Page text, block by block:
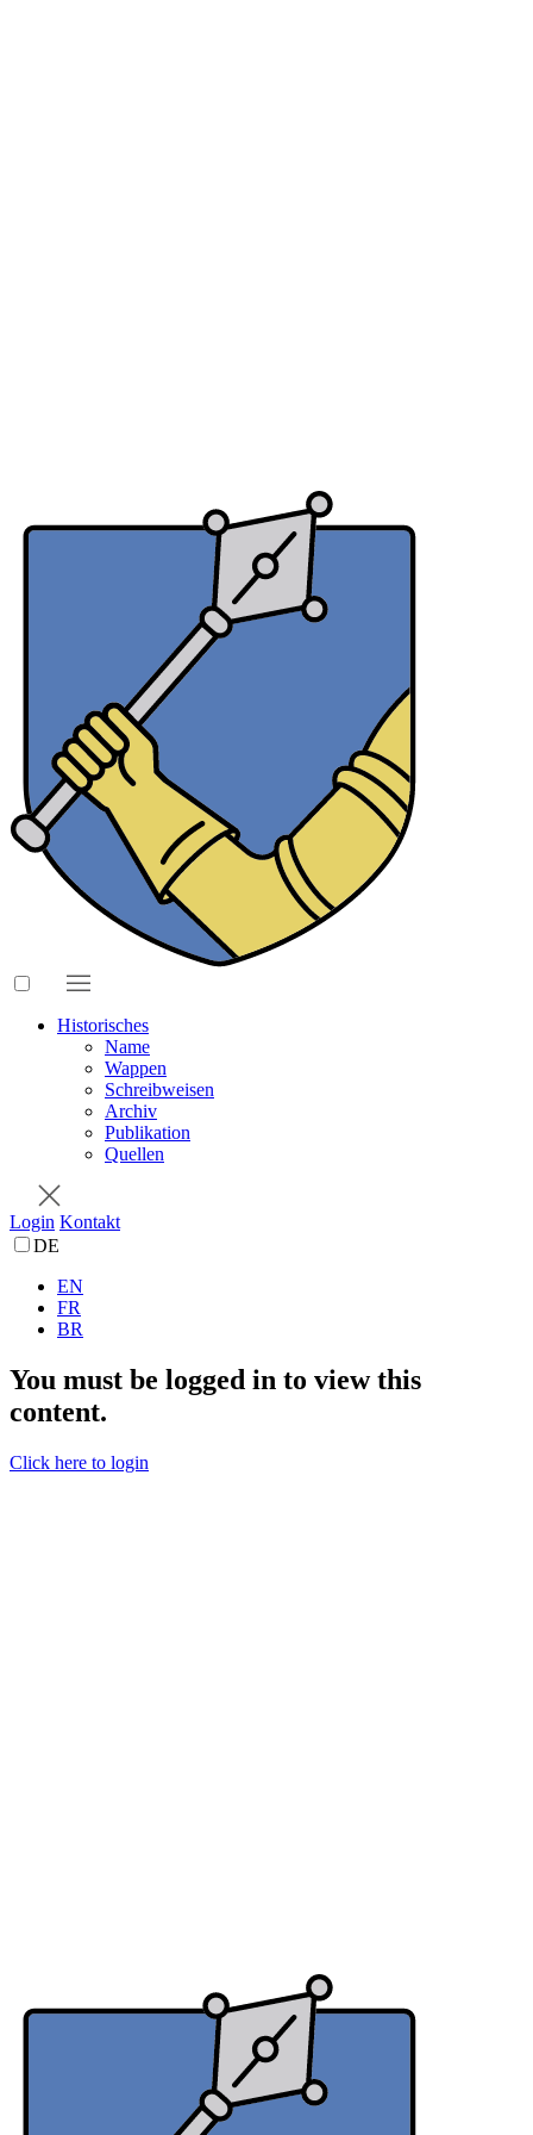
Historisches
Name
Wappen
Schreibweisen
Archiv
Publikation
Quellen
Login Kontakt
DE
EN
FR
BR
You must be logged in to view this
content.
Click here to login